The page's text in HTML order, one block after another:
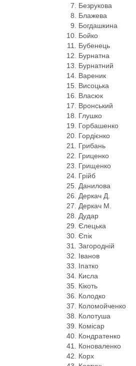
Безрукова
Блажева
Богдашкина
Бойко
Бубенець
Бурнатна
Бурнатний
Вареник
Висоцька
Власюк
Вронський
Глушко
Горбашенко
Гордієнко
Грибань
Гриценко
Грищенко
Грійб
Данилова
Деркач Д.
Деркач М.
Дудар
Єлецька
Єпік
Загородній
Іванов
Іпатко
Кисла
Кікоть
Колодко
Коломойченко
Колотуша
Комісар
Кондратенко
Коноваленко
Корх